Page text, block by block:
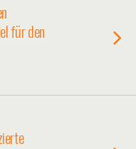
für den